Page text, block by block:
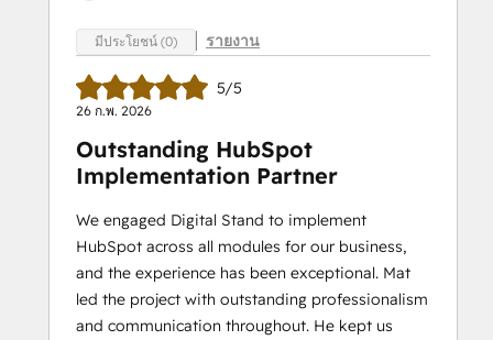
มีประโยชน์ (0) รายงาน
5/5
26 ก.พ. 2026
Outstanding HubSpot
Implementation Partner
We engaged Digital Stand to implement
HubSpot across all modules for our business,
and the experience has been exceptional. Mat
led the project with outstanding professionalism
and communication throughout. He kept us